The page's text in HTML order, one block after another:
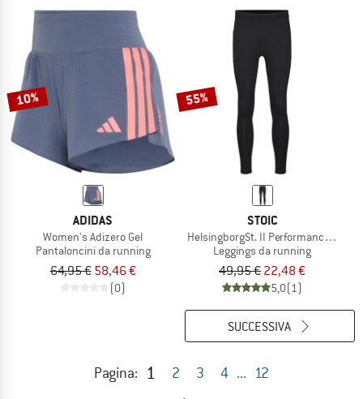
10%
ADIDAS
Women's Adizero Gel
Pantaloncini da running
64,95 € 58,46 €
(0)
55%
STOIC
HelsingborgSt. II Performance Tights
Leggings da running
49,95 € 22,48 €
5,0(1)
Pagina: 1 2 3 4 ... 12
SUCCESSIVA